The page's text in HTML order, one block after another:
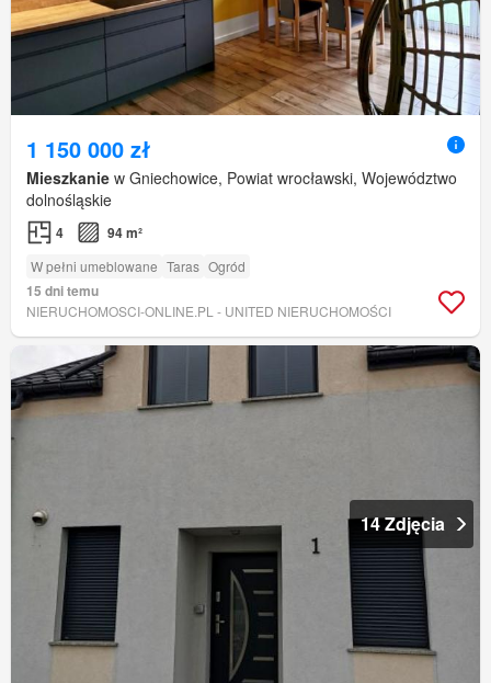
1 150 000 zł
Mieszkanie w Gniechowice, Powiat wrocławski, Województwo
dolnośląskie
4 94 m²
W pełni umeblowane Taras Ogród
15 dni temu
NIERUCHOMOSCI-ONLINE.PL - UNITED NIERUCHOMOŚCI
14 Zdjęcia